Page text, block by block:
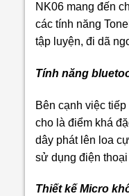
NK06mang đến
các tính năng
tập luyện, đi dã
Tính năng
Bên cạnh việc
cho là điểm khá
dây phát lên loa
sử dụng điện
Thiết kế Micro